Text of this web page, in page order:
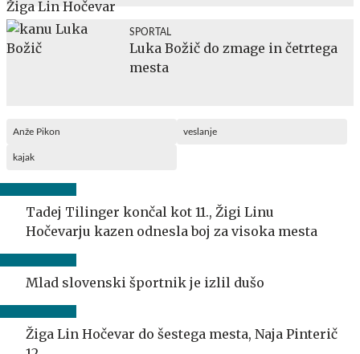
SPORTAL
Luka Božič do zmage in četrtega
mesta
Anže Pikon veslanje
kajak
Tadej Tilinger končal kot 11., Žigi Linu
Hočevarju kazen odnesla boj za visoka mesta
Mlad slovenski športnik je izlil dušo
Žiga Lin Hočevar do šestega mesta, Naja Pinterič